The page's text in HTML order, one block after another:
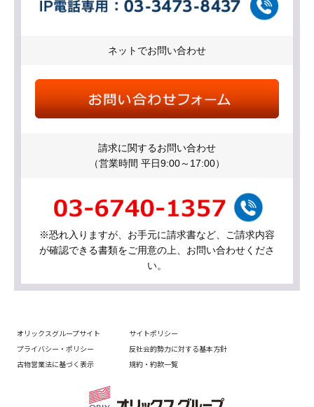
ネットでお問い合わせ
請求に関するお問い合わせ
（営業時間 平日9:00～17:00）
※恐れ入りますが、お手元に請求書など、ご請求内容
が確認できる書類をご用意の上、お問い合わせくださ
い。
オリックスグループサイト
サイトポリシー
プライバシー・ポリシー
反社会的勢力に対する基本方針
古物営業法に基づく表示
規約・約款一覧